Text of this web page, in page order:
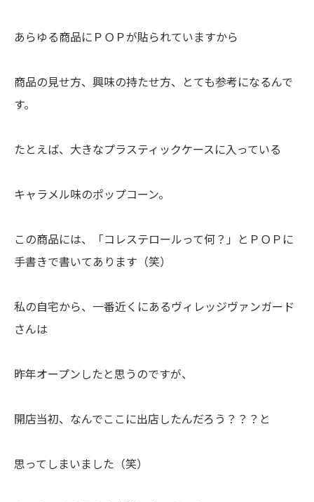
あらゆる商品にＰＯＰが貼られていますから
商品の見せ方、興味の持たせ方、とても参考になるんで
す。
たとえば、大きなプラスティックケースに入っている
キャラメル味のポップコーン。
この商品には、「コレステロールって何？」とＰＯＰに
手書きで書いてあります（笑）
私の自宅から、一番近くにあるヴィレッジヴァンガード
さんは
昨年オープンしたと思うのですが、
開店当初、なんでここに出店したんだろう？？？と
思ってしまいました（笑）